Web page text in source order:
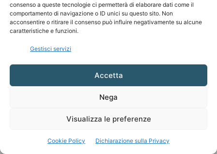
consenso a queste tecnologie ci permetterà di elaborare dati come il
comportamento di navigazione o ID unici su questo sito. Non
acconsentire o ritirare il consenso può influire negativamente su alcune
caratteristiche e funzioni.
Gestisci servizi
Accetta
Nega
Visualizza le preferenze
Cookie Policy Dichiarazione sulla Privacy